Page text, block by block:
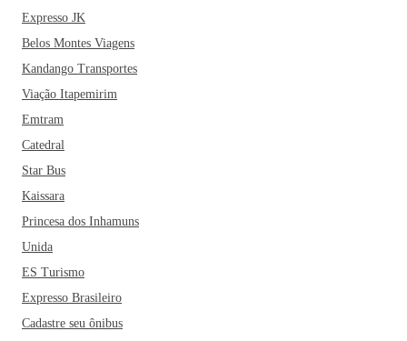
ótima opção para curtir a natureza ou então, fazer trilhas
pelo Pico de São Mateus e a Pedra Lisa.
visitar a cidade, não deixe de colocar no seu roteiro um
passeio turístico pelo Teatro Trianon, pela Casa de Cultura
Villa Maria e no Museu Histórico de Campos dos
Retrô 50 e o Restaurante Secreto. Aproveite também para
conhecer o Palácio Nilo Peçanha, o Bosque Manoel
Cartucho e o Museu Ferroviário de Campos! Vale a pena
reservar o final de semana!
Expresso JK
Belos Montes Viagens
Kandango Transportes
Viação Itapemirim
Emtram
Catedral
Star Bus
Kaissara
Princesa dos Inhamuns
Unida
ES Turismo
Expresso Brasileiro
Cadastre seu ônibus